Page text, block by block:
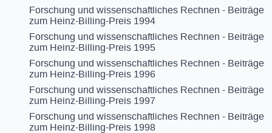
Forschung und wissenschaftliches Rechnen - Beiträge
zum Heinz-Billing-Preis 1994
Forschung und wissenschaftliches Rechnen - Beiträge
zum Heinz-Billing-Preis 1995
Forschung und wissenschaftliches Rechnen - Beiträge
zum Heinz-Billing-Preis 1996
Forschung und wissenschaftliches Rechnen - Beiträge
zum Heinz-Billing-Preis 1997
Forschung und wissenschaftliches Rechnen - Beiträge
zum Heinz-Billing-Preis 1998